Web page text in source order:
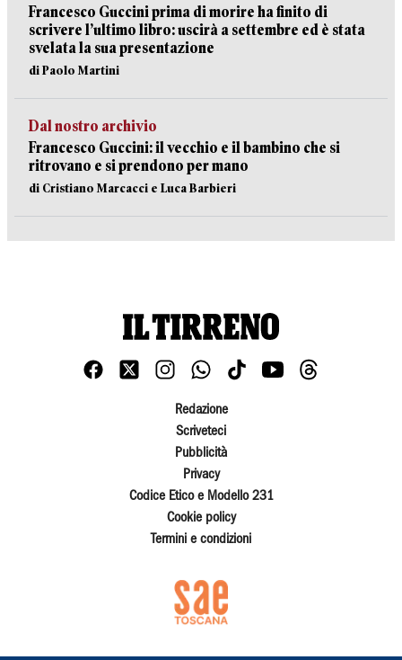
Francesco Guccini prima di morire ha finito di
scrivere l’ultimo libro: uscirà a settembre ed è stata
svelata la sua presentazione
di Paolo Martini
Dal nostro archivio
Francesco Guccini: il vecchio e il bambino che si
ritrovano e si prendono per mano
di Cristiano Marcacci e Luca Barbieri
Redazione
Scriveteci
Pubblicità
Privacy
Codice Etico e Modello 231
Cookie policy
Termini e condizioni